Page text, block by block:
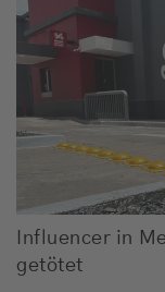
Influencer in
getötet